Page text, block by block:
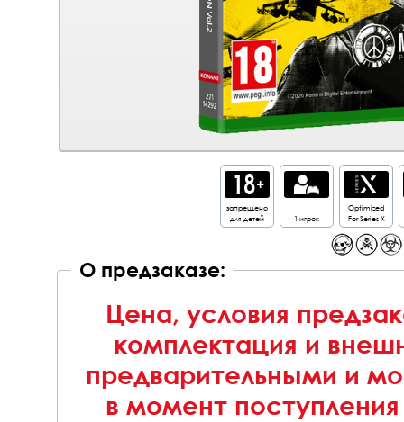
запрещено
для детей
1 игрок
Optimized
For Series X
О предзаказе:
Цена, условия
комплектация и
предварительными и
в момент